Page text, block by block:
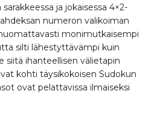
sarakkeessa ja jokaisessa 4×2-
numeron valikoiman
monimutkaisempi
silti lähestyttävämpi kuin
siitä ihanteellisen välietapin
kohti täysikokoisen Sudokun
ovat pelattavissa ilmaiseksi